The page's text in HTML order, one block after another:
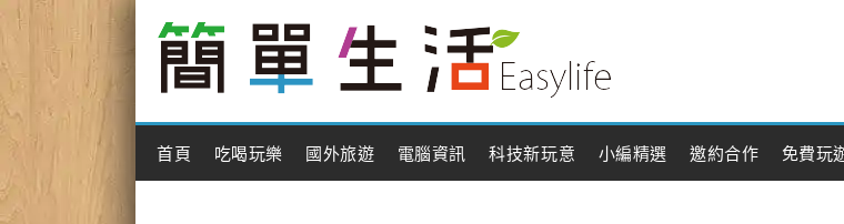
Main Menu
首頁 吃喝玩樂 國外旅遊 電腦資訊 科技新玩意 小編精選 邀約合作 免費玩